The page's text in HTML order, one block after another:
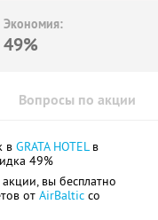
Экономия:
49%
Вопросы по акции
в GRATA HOTELв
49%
вы бесплатно
от AirBaltic со